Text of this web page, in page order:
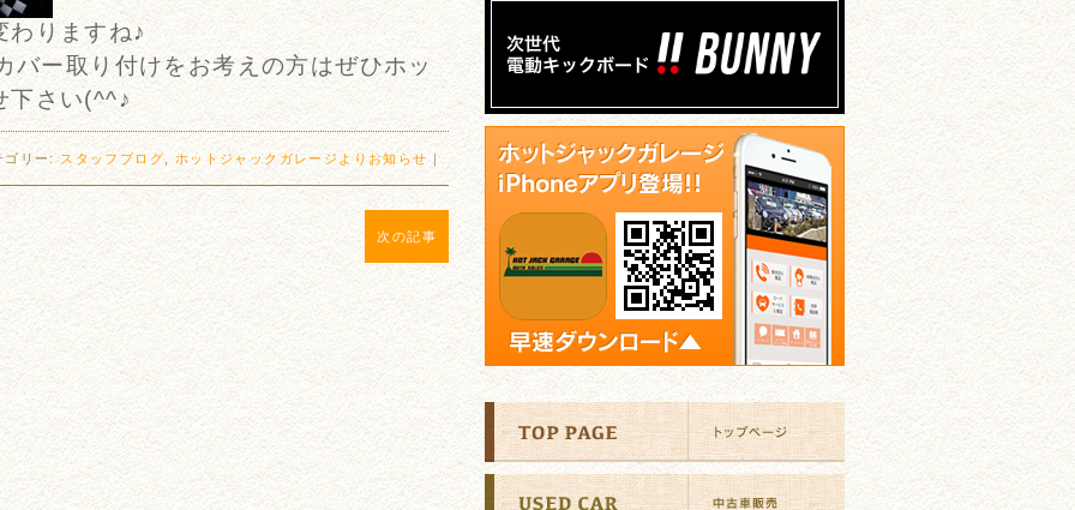
わりますね♪
バー取り付けをお考えの方はぜひホッ
下さい(^^♪
ゴリー: スタッフブログ ホットジャックガレージよりお知らせ ｜
次の記事